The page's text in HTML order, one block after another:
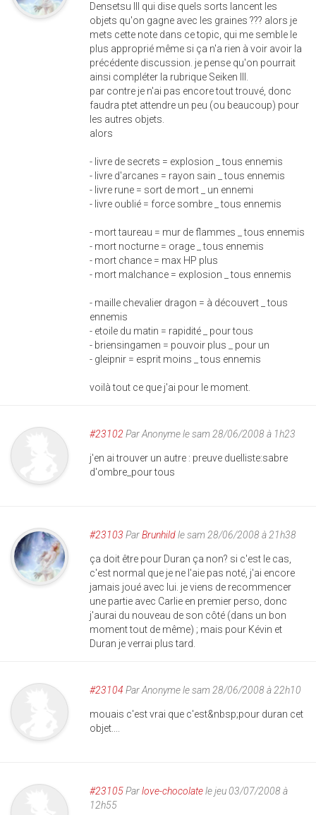
Densetsu III qui dise quels sorts lancent les
objets qu'on gagne avec les graines ??? alors je
mets cette note dans ce topic, qui me semble le
plus approprié même si ça n'a rien à voir avoir la
précédente discussion. je pense qu'on pourrait
ainsi compléter la rubrique Seiken III.
par contre je n'ai pas encore tout trouvé, donc
faudra ptet attendre un peu (ou beaucoup) pour
les autres objets.
alors
- livre de secrets = explosion _ tous ennemis
- livre d'arcanes = rayon sain _ tous ennemis
- livre rune = sort de mort _ un ennemi
- livre oublié = force sombre _ tous ennemis
- mort taureau = mur de flammes _ tous ennemis
- mort nocturne = orage _ tous ennemis
- mort chance = max HP plus
- mort malchance = explosion _ tous ennemis
- maille chevalier dragon = à découvert _ tous
ennemis
- etoile du matin = rapidité _ pour tous
- briensingamen = pouvoir plus _ pour un
- gleipnir = esprit moins _ tous ennemis
voilà tout ce que j'ai pour le moment.
#23102 ParAnonymele sam 28/06/2008 à 1h23
j'en ai trouver un autre : preuve duelliste:sabre
d'ombre_pour tous
#23103 ParBrunhildle sam 28/06/2008 à 21h38
ça doit être pour Duran ça non? si c'est le cas,
c'est normal que je ne l'aie pas noté, j'ai encore
jamais joué avec lui. je viens de recommencer
une partie avec Carlie en premier perso, donc
j'aurai du nouveau de son côté (dans un bon
moment tout de même) ; mais pour Kévin et
Duran je verrai plus tard.
#23104 ParAnonymele sam 28/06/2008 à 22h10
mouais c'est vrai que c'est&nbsp;pour duran cet
objet....
#23105Parlove-chocolatele jeu 03/07/2008 à
12h55